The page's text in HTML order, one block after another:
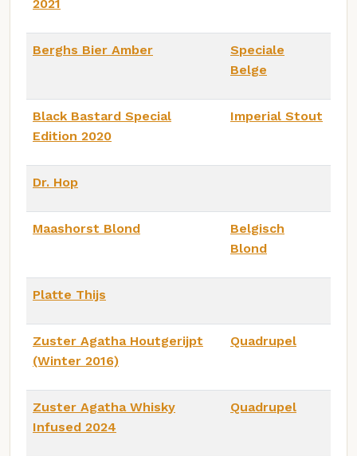
2021
Berghs Bier Amber
Speciale
Belge
Black Bastard Special
Edition 2020
Imperial Stout
Dr. Hop
Maashorst Blond
Belgisch
Blond
Platte Thijs
Zuster Agatha Houtgerijpt
(Winter 2016)
Quadrupel
Zuster Agatha Whisky
Infused 2024
Quadrupel